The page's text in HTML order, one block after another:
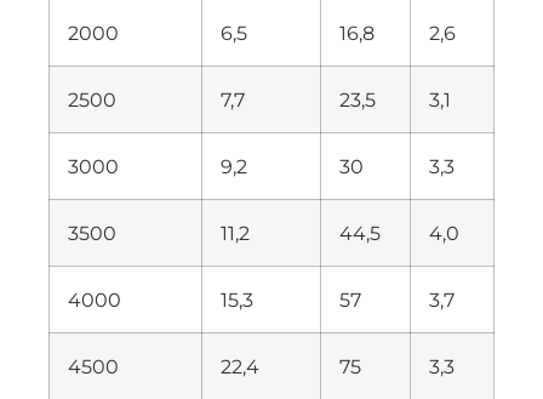
2000 6,5 16,8 2,6
2500 7,7 23,5 3,1
3000 9,2 30 3,3
3500 11,2 44,5 4,0
4000 15,3 57 3,7
4500 22,4 75 3,3